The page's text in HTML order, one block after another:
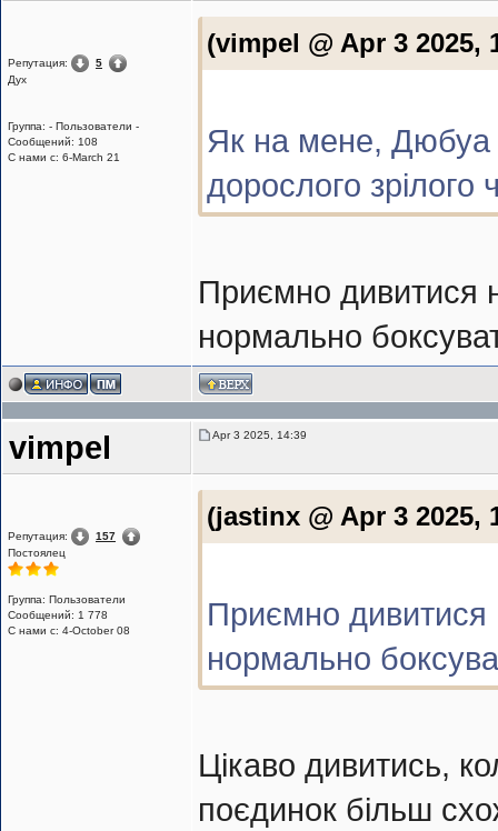
Репутация:
5
Дух
Группа: - Пользователи -
Сообщений: 108
С нами с: 6-March 21
(vimpel @ Apr 3 2025,
Як на мене, Дюбуа
дорослого зрілого
Приємно дивитися
нормально
vimpel Apr 3 2025, 14:39
Репутация:
157
Постоялец
Группа: Пользователи
Сообщений: 1 778
С нами с: 4-October 08
(jastinx @ Apr 3 2025,
Приємно дивитися
нормально
Цікаво дивитись,
поєдинок більш